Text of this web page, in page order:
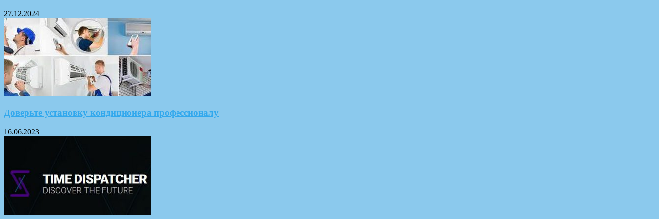
27.12.2024
Доверьте установку кондиционера профессионалу
16.06.2023